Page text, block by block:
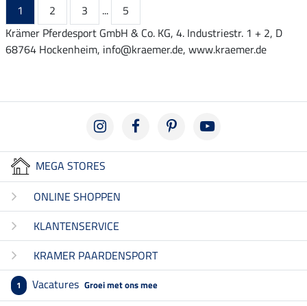
1 2 3 ...
5
Krämer Pferdesport GmbH & Co. KG, 4. Industriestr. 1 + 2, D
68764 Hockenheim, info@kraemer.de, www.kraemer.de
MEGA STORES
ONLINE SHOPPEN
KLANTENSERVICE
KRAMER PAARDENSPORT
1 Vacatures Groei met ons mee